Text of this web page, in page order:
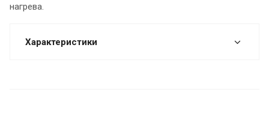
нагрева.
Характеристики